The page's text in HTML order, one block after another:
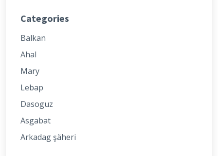
Categories
Balkan
Ahal
Mary
Lebap
Dasoguz
Asgabat
Arkadag şäheri